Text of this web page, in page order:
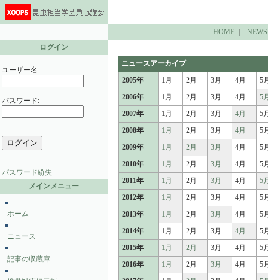
HOME｜ NEWS
ログイン
ユーザー名:
パスワード:
パスワード紛失
メインメニュー
ホーム
ニュース
記事の収蔵庫
ニュースアーカイブ
2005年
1月 2月 3月 4月
5
2006年
1月 2月 3月 4月
5
2007年
1月 2月 3月 4月
5
2008年
1月 2月 3月 4月
5
2009年
1月 2月 3月 4月
5
2010年
1月 2月 3月 4月
5
2011年
1月 2月 3月 4月
5
2012年
1月 2月 3月 4月
5
2013年
1月 2月 3月 4月
5
2014年
1月 2月 3月 4月
5
2015年
1月 2月 3月 4月
5
2016年
1月 2月 3月 4月
5